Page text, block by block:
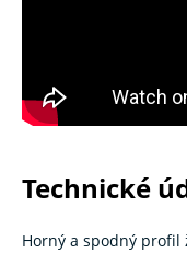
Technické
Horný a spodný profil